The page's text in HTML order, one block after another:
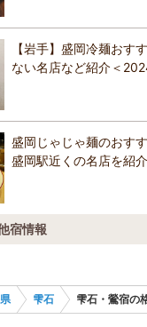
【岩手】盛岡冷麺おす
ない名店など紹介＜
盛岡じゃじゃ麺のおす
盛岡駅近くの名店を紹
宿情報
雫石 雫石・鶯宿の